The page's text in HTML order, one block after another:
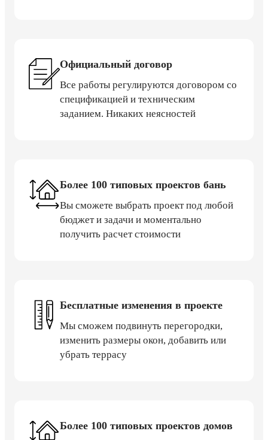
Официальный договор
Все работы регулируются договором со
спецификацией и техническим
заданием. Никаких неясностей
Более 100 типовых проектов бань
Вы сможете выбрать проект под любой
бюджет и задачи и моментально
получить расчет стоимости
Бесплатные изменения в проекте
Мы сможем подвинуть перегородки,
изменить размеры окон, добавить или
убрать террасу
Более 100 типовых проектов домов